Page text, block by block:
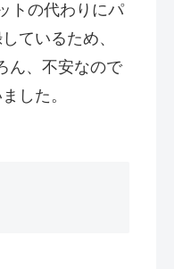
トの代わりにパ
ているため、
ん、不安なので
した。